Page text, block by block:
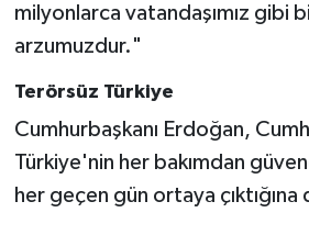
milyonlarca vatandaşımız gibi
arzumuzdur."
Terörsüz Türkiye
Cumhurbaşkanı Erdoğan,
Türkiye'nin her bakımdan
her geçen gün ortaya